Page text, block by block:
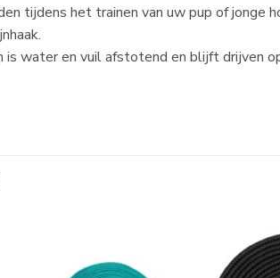
tijdens het trainen van uw pup of jonge
is water en vuil afstotend en blijft drijven